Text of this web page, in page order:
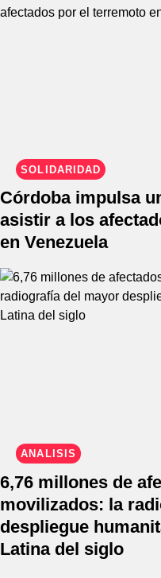
SOLIDARIDAD
Córdoba impulsa
asistir a los
en Venezuela
ANÁLISIS
6,76 millones de
movilizados: la
despliegue
Latina del siglo